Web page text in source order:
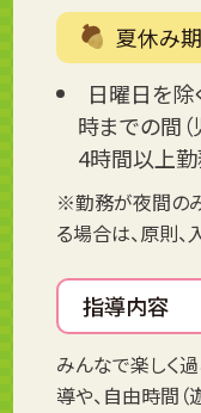
夏休み
日曜日を除
時までの間
4時間以上勤
※勤務が夜間の
る場合は、原則、
指導内容
みんなで楽しく
導や、自由時間